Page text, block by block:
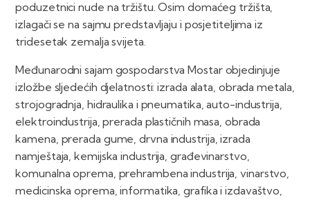
poduzetnici nude na tržištu. Osim domaćeg tržišta,
izlagači se na sajmu predstavljaju i posjetiteljima iz
tridesetak zemalja svijeta.
Međunarodni sajam gospodarstva Mostar objedinjuje
izložbe sljedećih djelatnosti: izrada alata, obrada metala,
strojogradnja, hidraulika i pneumatika, auto-industrija,
elektroindustrija, prerada plastičnih masa, obrada
kamena, prerada gume, drvna industrija, izrada
namještaja, kemijska industrija, građevinarstvo,
komunalna oprema, prehrambena industrija, vinarstvo,
medicinska oprema, informatika, grafika i izdavaštvo,